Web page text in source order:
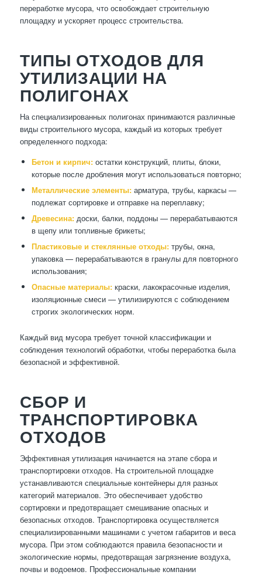
переработке мусора, что освобождает строительную
площадку и ускоряет процесс строительства.
ТИПЫ ОТХОДОВ ДЛЯ
УТИЛИЗАЦИИ НА
ПОЛИГОНАХ
На специализированных полигонах принимаются различные
виды строительного мусора, каждый из которых требует
определенного подхода:
Бетон и кирпич:остатки конструкций, плиты, блоки,
которые после дробления могут использоваться повторно;
Металлические элементы:арматура, трубы, каркасы —
подлежат сортировке и отправке на переплавку;
Древесина:доски, балки, поддоны — перерабатываются
в щепу или топливные брикеты;
Пластиковые и стеклянные отходы:трубы, окна,
упаковка — перерабатываются в гранулы для повторного
использования;
Опасные материалы:краски, лакокрасочные изделия,
изоляционные смеси — утилизируются с соблюдением
строгих экологических норм.
Каждый вид мусора требует точной классификации и
соблюдения технологий обработки, чтобы переработка была
безопасной и эффективной.
СБОР И
ТРАНСПОРТИРОВКА
ОТХОДОВ
Эффективная утилизация начинается на этапе сбора и
транспортировки отходов. На строительной площадке
устанавливаются специальные контейнеры для разных
категорий материалов. Это обеспечивает удобство
сортировки и предотвращает смешивание опасных и
безопасных отходов. Транспортировка осуществляется
специализированными машинами с учетом габаритов и веса
мусора. При этом соблюдаются правила безопасности и
экологические нормы, предотвращая загрязнение воздуха,
почвы и водоемов. Профессиональные компании